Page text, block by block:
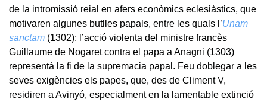
de la intromissió reial en afers econòmics eclesiàstics, que
motivaren algunes butlles papals, entre les quals l’Unam
sanctam (1302); l’acció violenta del ministre francès
Guillaume de Nogaret contra el papa a Anagni (1303)
representà la fi de la supremacia papal. Feu doblegar a les
seves exigències els papes, que, des de Climent V,
residiren a Avinyó, especialment en la lamentable extinció